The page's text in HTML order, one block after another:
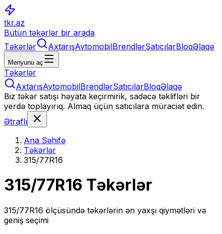
tkr.az
Bütün təkərlər bir arada
Təkərlər
AxtarışAvtomobilBrendlərSatıcılarBloqƏlaqə
Menyunu aç
Təkərlər
AxtarışAvtomobilBrendlərSatıcılarBloqƏlaqə
Biz təkər satışı həyata keçirmirik, sadəcə təklifləri bir
yerdə toplayırıq. Almaq üçün satıcılara müraciət edin.
Ətraflı
Ana Səhifə
Təkərlər
315/77R16
315/77R16 Təkərlər
315/77R16 ölçüsündə təkərlərin ən yaxşı qiymətləri və
geniş seçimi